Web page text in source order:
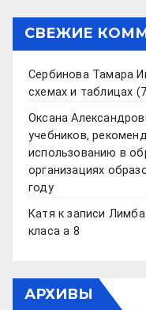
СВЕЖИЕ
Сербинова Тамара
схемах и таблицах
Оксана
учебников,
использованию в
организациях
году
Катя к записи Лимба
класа а 8
АРХИВЫ